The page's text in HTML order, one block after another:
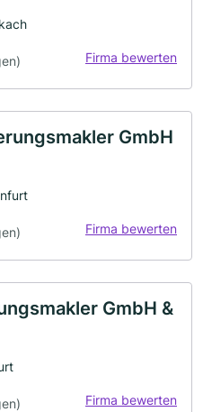
Firma bewerten
GmbH
Firma bewerten
GmbH &
Firma bewerten